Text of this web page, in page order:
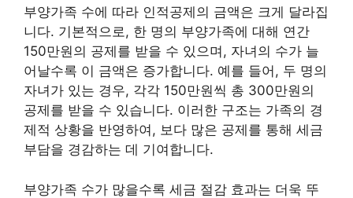
부양가족 수에 따라 인적공제의 금액은 크게 달라집
니다. 기본적으로, 한 명의 부양가족에 대해 연간
150만원의 공제를 받을 수 있으며, 자녀의 수가 늘
어날수록 이 금액은 증가합니다. 예를 들어, 두 명의
자녀가 있는 경우, 각각 150만원씩 총 300만원의
공제를 받을 수 있습니다. 이러한 구조는 가족의 경
제적 상황을 반영하여, 보다 많은 공제를 통해 세금
부담을 경감하는 데 기여합니다.
부양가족 수가 많을수록 세금 절감 효과는 더욱 뚜